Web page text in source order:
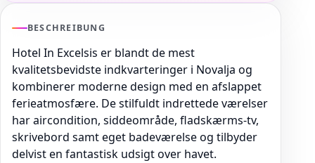
BESCHREIBUNG
Hotel In Excelsis er blandt de mest
kvalitetsbevidste indkvarteringer i Novalja og
kombinerer moderne design med en afslappet
ferieatmosfære. De stilfuldt indrettede værelser
har aircondition, siddeområde, fladskærms-tv,
skrivebord samt eget badeværelse og tilbyder
delvist en fantastisk udsigt over havet.